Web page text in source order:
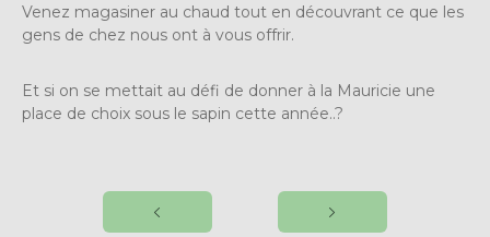
Venez magasiner au chaud tout en découvrant ce que les
gens de chez nous ont à vous offrir.
Et si on se mettait au défi de donner à la Mauricie une
place de choix sous le sapin cette année..?